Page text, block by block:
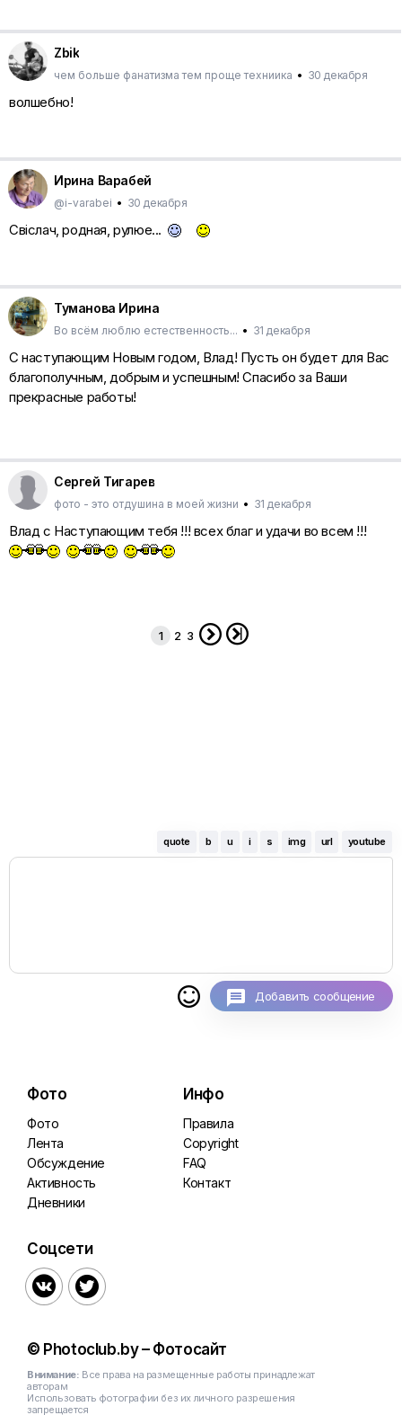
Zbik
чем больше фанатизма тем проще техниика • 30 декабря
волшебно!
Ирина Варабей
@i-varabei • 30 декабря
Свіслач, родная, рулюе...
Туманова Ирина
Во всём люблю естественность... • 31 декабря
С наступающим Новым годом, Влад! Пусть он будет для Вас
благополучным, добрым и успешным! Спасибо за Ваши
прекрасные работы!
Сергей Тигарев
фото - это отдушина в моей жизни • 31 декабря
Влад с Наступающим тебя !!! всех благ и удачи во всем !!!
1 2 3  
quote b u i s img url youtube
 Добавить сообщение
Фото
Фото
Лента
Обсуждение
Активность
Дневники
Инфо
Правила
Copyright
FAQ
Контакт
Соцсети
 
© Photoclub.by – Фотосайт
Внимание: Все права на размещенные работы принадлежат
авторам
Использовать фотографии без их личного разрешения
запрещается